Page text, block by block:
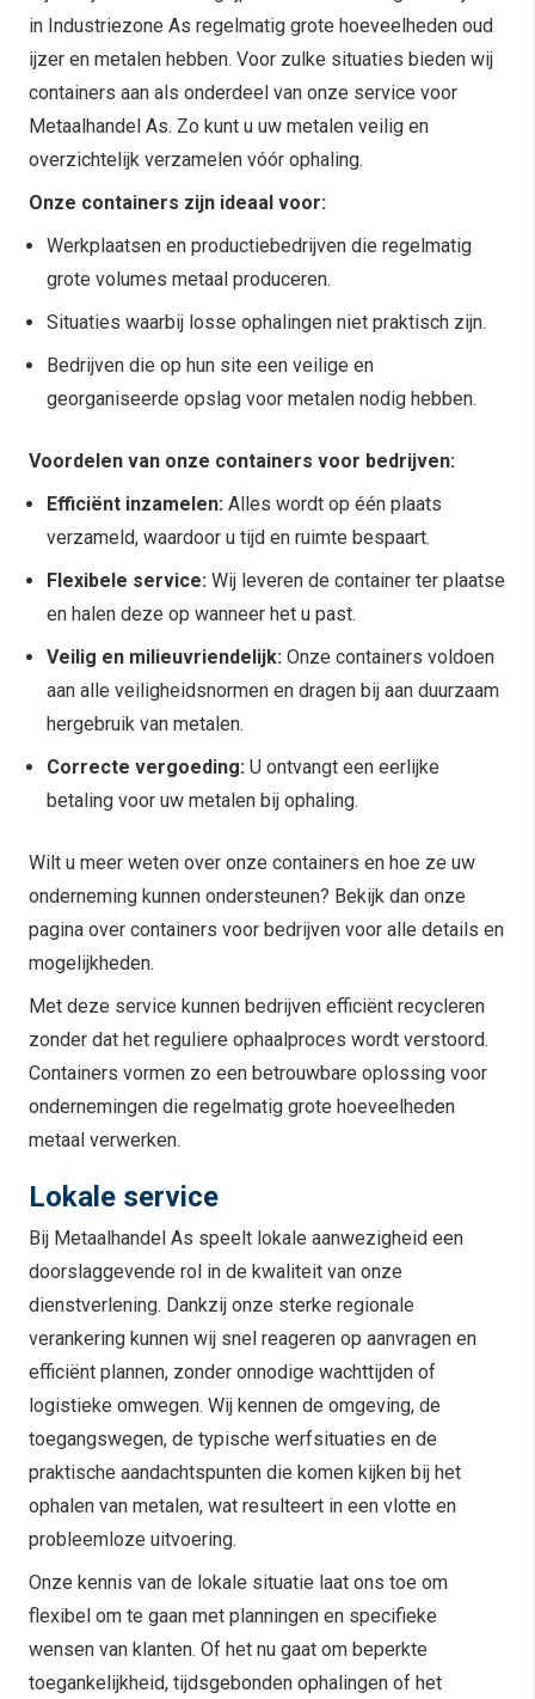
in Industriezone As regelmatig grote hoeveelheden oud
ijzer en metalen hebben. Voor zulke situaties bieden wij
containers aan als onderdeel van onze service voor
Metaalhandel As. Zo kunt u uw metalen veilig en
overzichtelijk verzamelen vóór ophaling.
Onze containers zijn ideaal voor:
Werkplaatsen en productiebedrijven die regelmatig
grote volumes metaal produceren.
Situaties waarbij losse ophalingen niet praktisch zijn.
Bedrijven die op hun site een veilige en
georganiseerde opslag voor metalen nodig hebben.
Voordelen van onze containers voor bedrijven:
Efficiënt inzamelen: Alles wordt op één plaats
verzameld, waardoor u tijd en ruimte bespaart.
Flexibele service: Wij leveren de container ter plaatse
en halen deze op wanneer het u past.
Veilig en milieuvriendelijk: Onze containers voldoen
aan alle veiligheidsnormen en dragen bij aan duurzaam
hergebruik van metalen.
Correcte vergoeding: U ontvangt een eerlijke
betaling voor uw metalen bij ophaling.
Wilt u meer weten over onze containers en hoe ze uw
onderneming kunnen ondersteunen? Bekijk dan onze
pagina over containers voor bedrijven voor alle details en
mogelijkheden.
Met deze service kunnen bedrijven efficiënt recycleren
zonder dat het reguliere ophaalproces wordt verstoord.
Containers vormen zo een betrouwbare oplossing voor
ondernemingen die regelmatig grote hoeveelheden
metaal verwerken.
Lokale service
Bij Metaalhandel As speelt lokale aanwezigheid een
doorslaggevende rol in de kwaliteit van onze
dienstverlening. Dankzij onze sterke regionale
verankering kunnen wij snel reageren op aanvragen en
efficiënt plannen, zonder onnodige wachttijden of
logistieke omwegen. Wij kennen de omgeving, de
toegangswegen, de typische werfsituaties en de
praktische aandachtspunten die komen kijken bij het
ophalen van metalen, wat resulteert in een vlotte en
probleemloze uitvoering.
Onze kennis van de lokale situatie laat ons toe om
flexibel om te gaan met planningen en specifieke
wensen van klanten. Of het nu gaat om beperkte
toegankelijkheid, tijdsgebonden ophalingen of het